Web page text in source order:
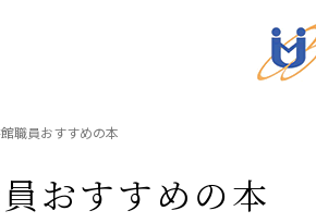
職員おすすめの本
おすすめの本